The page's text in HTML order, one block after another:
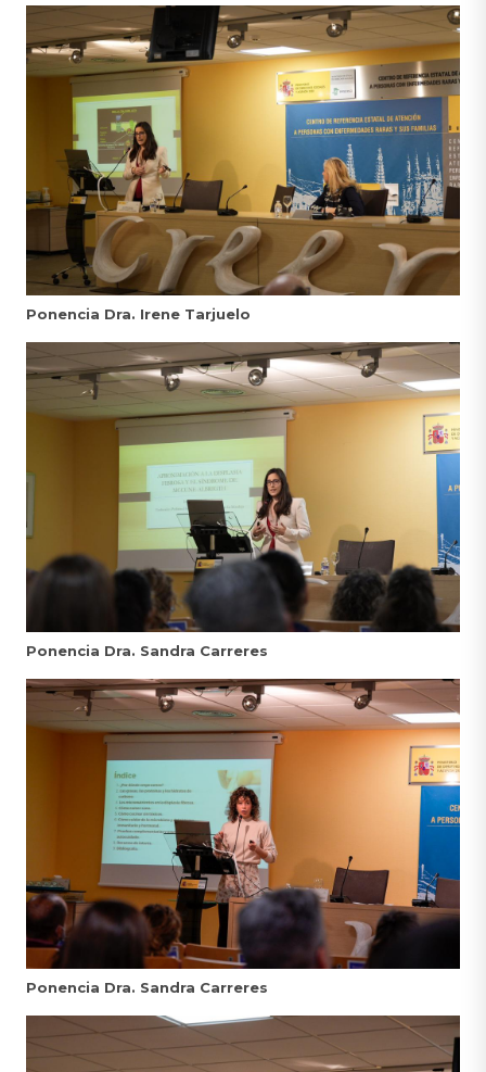
Ponencia Dra. Irene Tarjuelo
Ponencia Dra. Sandra Carreres
Ponencia Dra. Sandra Carreres